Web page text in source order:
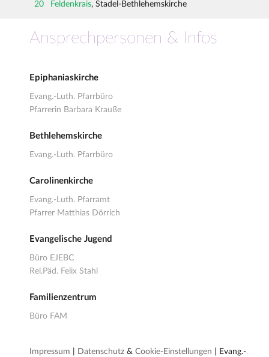
20
Feldenkrais, Stadel-Bethlehemskirche
Ansprechpersonen & Infos
Epiphaniaskirche
Evang.-Luth. Pfarrbüro
Pfarrerin Barbara Krauße
Bethlehemskirche
Evang.-Luth. Pfarrbüro
Carolinenkirche
Evang.-Luth. Pfarramt
Pfarrer Matthias Dörrich
Evangelische Jugend
Büro EJEBC
Rel.Päd. Felix Stahl
Familienzentrum
Büro FAM
Impressum Datenschutz & Cookie-Einstellungen | Evang.-